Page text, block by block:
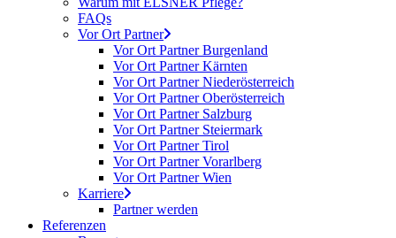
FAQs
Vor Ort Partner
Vor Ort Partner Burgenland
Vor Ort Partner Kärnten
Vor Ort Partner Niederösterreich
Vor Ort Partner Oberösterreich
Vor Ort Partner Salzburg
Vor Ort Partner Steiermark
Vor Ort Partner Tirol
Vor Ort Partner Vorarlberg
Vor Ort Partner Wien
Karriere
Partner werden
Referenzen